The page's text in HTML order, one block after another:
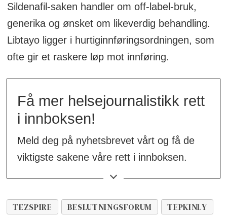
Sildenafil-saken handler om off-label-bruk,
generika og ønsket om likeverdig behandling.
Libtayo ligger i hurtiginnføringsordningen, som
ofte gir et raskere løp mot innføring.
Få mer helsejournalistikk rett
i innboksen!
Meld deg på nyhetsbrevet vårt og få de
viktigste sakene våre rett i innboksen.
TEZSPIRE BESLUTNINGSFORUM
TEPKINLY